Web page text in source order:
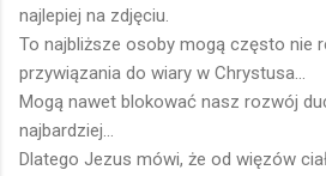
najlepiej na zdjęciu.
To najbliższe osoby mogą często nie
przywiązania do wiary w Chrystusa...
Mogą nawet blokować nasz rozwój
najbardziej...
Dlatego Jezus mówi, że od więzów